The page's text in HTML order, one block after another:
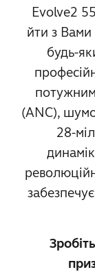
Evolve2
йти з Вами
будь-
(ANC),
28-